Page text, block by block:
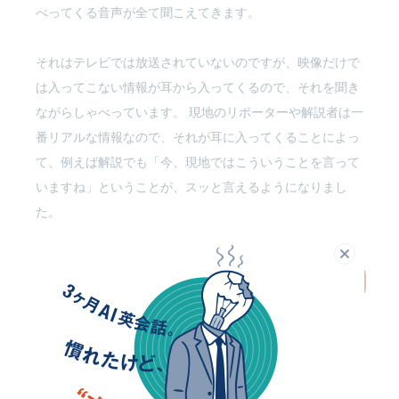
べってくる音声が全て聞こえてきます。
それはテレビでは放送されていないのですが、映像だけで
は入ってこない情報が耳から入ってくるので、それを聞き
ながらしゃべっています。 現地のリポーターや解説者は一
番リアルな情報なので、それが耳に入ってくることによっ
て、例えば解説でも「今、現地ではこういうことを言って
いますね」ということが、スッと言えるようになりまし
た。
詳しくみる